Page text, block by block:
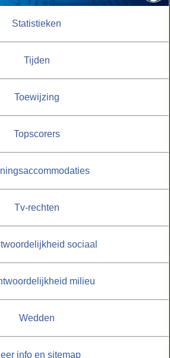
Statistieken
Tijden
Toewijzing
Topscorers
Tv-rechten
sociaal
milieu
Wedden
info en sitemap